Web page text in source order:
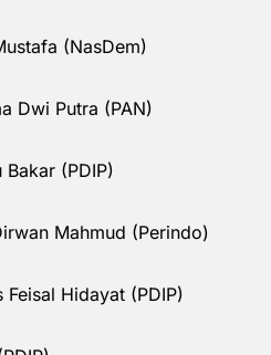
(NasDem)
Dwi Putra (PAN)
(PDIP)
Mahmud (Perindo)
Feisal Hidayat (PDIP)